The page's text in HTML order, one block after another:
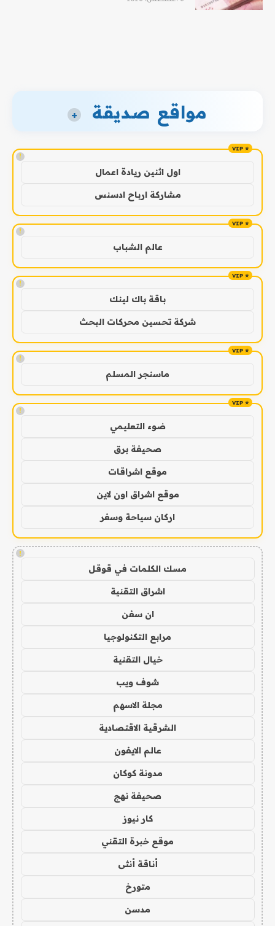
مواقع صديقة +
!
اول اثنين ريادة اعمال
مشاركة ارباح ادسنس
!
عالم الشباب
!
باقة باك لينك
شركة تحسين محركات البحث
!
ماسنجر المسلم
!
ضوء التعليمي
صحيفة برق
موقع اشراقات
موقع اشراق اون لاين
اركان سياحة وسفر
!
مسك الكلمات في قوقل
اشراق التقنية
ان سفن
مرابع التكنولوجيا
خيال التقنية
شوف ويب
مجلة الاسهم
الشرقية الاقتصادية
عالم الايفون
مدونة كوكان
صحيفة نهج
كار نيوز
موقع خبرة التقني
أناقة أنثى
متورخ
مدسن